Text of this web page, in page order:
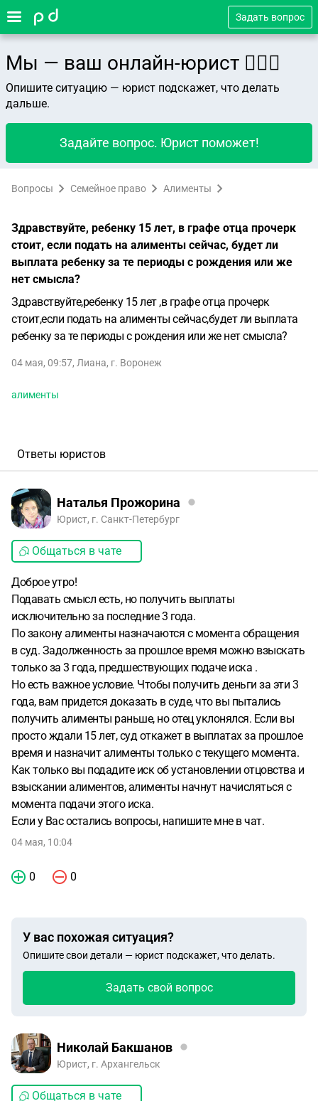
Задать вопрос
Мы — ваш онлайн-юрист 👨🏻‍⚖️
Опишите ситуацию — юрист подскажет, что делать
дальше.
Задайте вопрос. Юрист поможет!
Вопросы Семейное право Алименты
Здравствуйте, ребенку 15 лет, в графе отца прочерк
стоит, если подать на алименты сейчас, будет ли
выплата ребенку за те периоды с рождения или же
нет смысла?
Здравствуйте,ребенку 15 лет ,в графе отца прочерк
стоит,если подать на алименты сейчас,будет ли выплата
ребенку за те периоды с рождения или же нет смысла?
04 мая, 09:57, Лиана, г. Воронеж
алименты
Ответы юристов
Наталья Прожорина
Юрист, г. Санкт-Петербург
Общаться в чате
Доброе утро!
Подавать смысл есть, но получить выплаты
исключительно за последние 3 года.
По закону алименты назначаются с момента обращения
в суд. Задолженность за прошлое время можно взыскать
только за 3 года, предшествующих подаче иска .
Но есть важное условие. Чтобы получить деньги за эти 3
года, вам придется доказать в суде, что вы пытались
получить алименты раньше, но отец уклонялся. Если вы
просто ждали 15 лет, суд откажет в выплатах за прошлое
время и назначит алименты только с текущего момента.
Как только вы подадите иск об установлении отцовства и
взыскании алиментов, алименты начнут начисляться с
момента подачи этого иска.
Если у Вас остались вопросы, напишите мне в чат.
04 мая, 10:04
0 0
У вас похожая ситуация?
Опишите свои детали — юрист подскажет, что делать.
Задать свой вопрос
Николай Бакшанов
Юрист, г. Архангельск
Общаться в чате